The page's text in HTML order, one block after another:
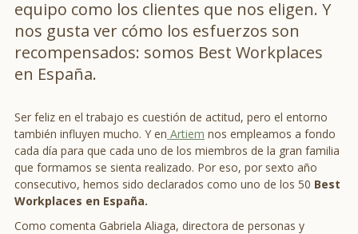
equipo como los clientes que nos eligen. Y
nos gusta ver cómo los esfuerzos son
recompensados: somos Best Workplaces
en España.
Ser feliz en el trabajo es cuestión de actitud, pero el entorno
también influyen mucho. Y en Artiem nos empleamos a fondo
cada día para que cada uno de los miembros de la gran familia
que formamos se sienta realizado. Por eso, por sexto año
consecutivo, hemos sido declarados como uno de los 50 Best
Workplaces en España.
Como comenta Gabriela Aliaga, directora de personas y